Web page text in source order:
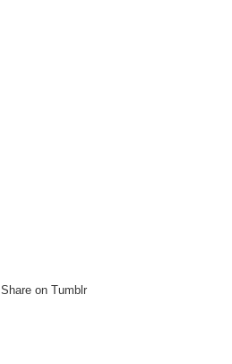
Share on Tumblr